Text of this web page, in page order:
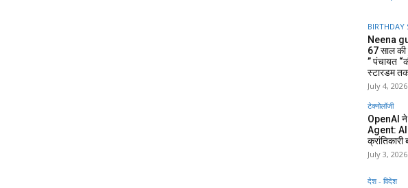
BIRTHDAY
Neena
67 साल की
” पंचायत
स्टारडम
July 4, 2026
टेक्नोलॉजी
OpenAI ने
Agent: AI
क्रांतिकारी
July 3, 2026
देश - विदेश